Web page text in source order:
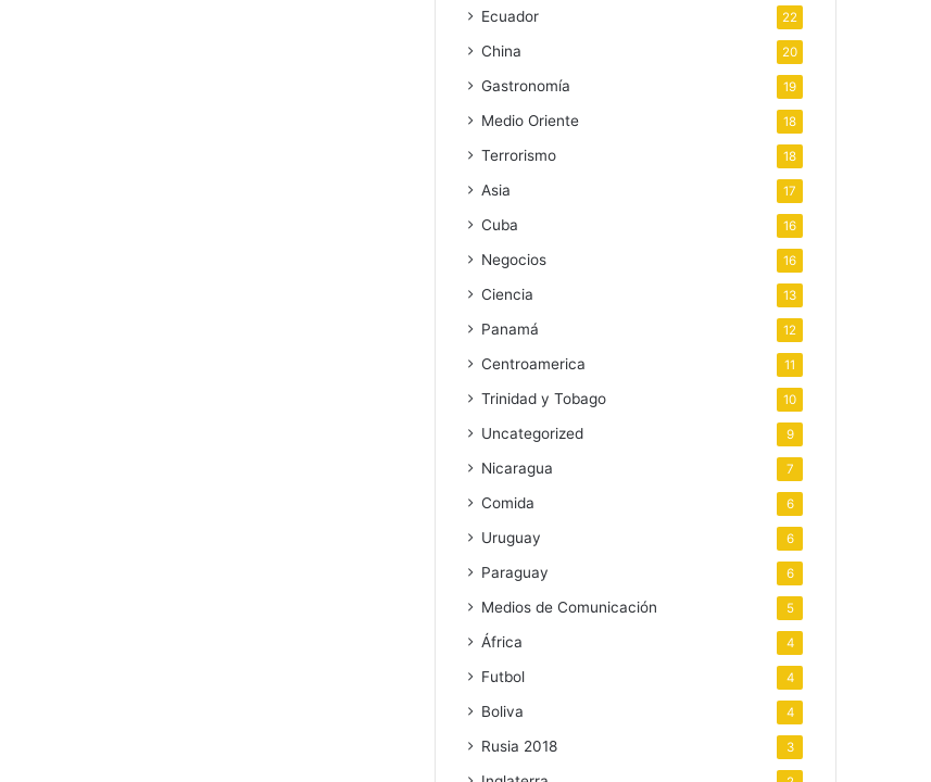
Ecuador 22
China 20
Gastronomía 19
Medio Oriente 18
Terrorismo 18
Asia 17
Cuba 16
Negocios 16
Ciencia 13
Panamá 12
Centroamerica 11
Trinidad y Tobago 10
Uncategorized 9
Nicaragua 7
Comida 6
Uruguay 6
Paraguay 6
Medios de Comunicación 5
África 4
Futbol 4
Boliva 4
Rusia 2018 3